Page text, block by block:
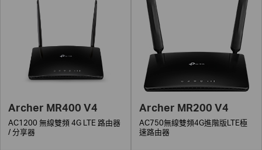
Archer MR400 V4
AC1200 無線雙頻 4G LTE 路由器
/ 分享器
Archer MR200 V4
AC750無線雙頻4G進階版LTE極
速路由器